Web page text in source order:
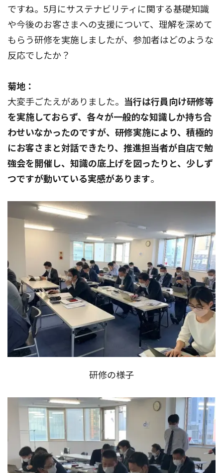
ですね。5月にサステナビリティに関する基礎知識
や今後のお客さまへの支援について、理解を深めて
もらう研修を実施しましたが、参加者はどのような
反応でしたか？
菊地：
大変手ごたえがありました。 当行は行員向け研修等
を実施しておらず、各々が一般的な知識しか持ち合
わせいなかったのですが、研修実施により、積極的
にお客さまと対話できたり、推進担当者が自店で勉
強会を開催し、知識の底上げを図ったりと、少しず
つですが動いている実感があります。
研修の様子